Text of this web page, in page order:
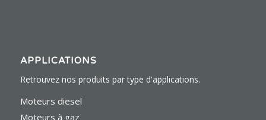
APPLICATIONS
Retrouvez nos produits par type d'applications.
Moteurs diesel
Moteurs à gaz